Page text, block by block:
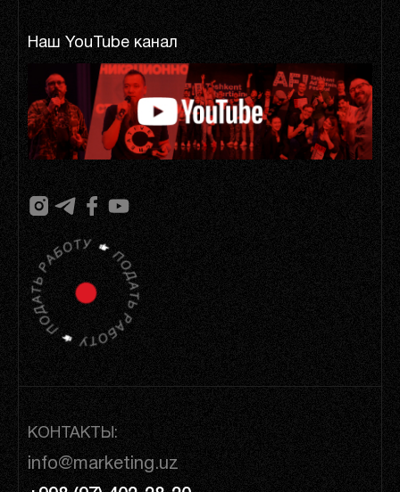
Наш YouTube канал
КОНТАКТЫ:
info@marketing.uz